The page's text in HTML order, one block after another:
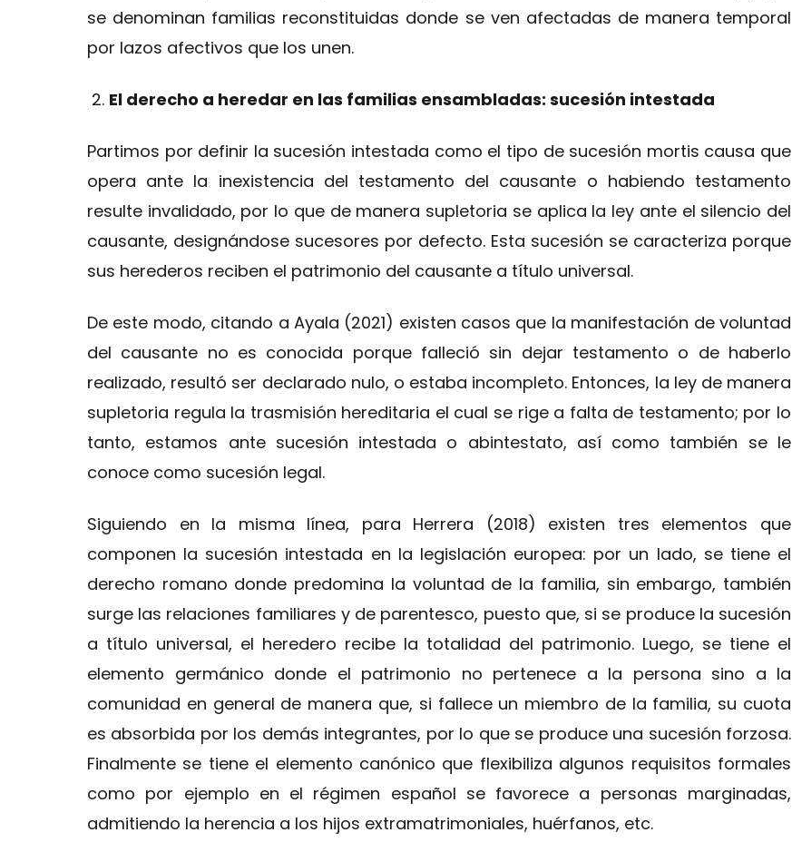
se denominan familias reconstituidas donde se ven afectadas de manera temporal
por lazos afectivos que los unen.
El derecho a heredar en las familias ensambladas: sucesión intestada
Partimos por definir la sucesión intestada como el tipo de sucesión mortis causa que
opera ante la inexistencia del testamento del causante o habiendo testamento
resulte invalidado, por lo que de manera supletoria se aplica la ley ante el silencio del
causante, designándose sucesores por defecto. Esta sucesión se caracteriza porque
sus herederos reciben el patrimonio del causante a título universal.
De este modo, citando a Ayala (2021) existen casos que la manifestación de voluntad
del causante no es conocida porque falleció sin dejar testamento o de haberlo
realizado, resultó ser declarado nulo, o estaba incompleto. Entonces, la ley de manera
supletoria regula la trasmisión hereditaria el cual se rige a falta de testamento; por lo
tanto, estamos ante sucesión intestada o abintestato, así como también se le
conoce como sucesión legal.
Siguiendo en la misma línea, para Herrera (2018) existen tres elementos que
componen la sucesión intestada en la legislación europea: por un lado, se tiene el
derecho romano donde predomina la voluntad de la familia, sin embargo, también
surge las relaciones familiares y de parentesco, puesto que, si se produce la sucesión
a título universal, el heredero recibe la totalidad del patrimonio. Luego, se tiene el
elemento germánico donde el patrimonio no pertenece a la persona sino a la
comunidad en general de manera que, si fallece un miembro de la familia, su cuota
es absorbida por los demás integrantes, por lo que se produce una sucesión forzosa.
Finalmente se tiene el elemento canónico que flexibiliza algunos requisitos formales
como por ejemplo en el régimen español se favorece a personas marginadas,
admitiendo la herencia a los hijos extramatrimoniales, huérfanos, etc.